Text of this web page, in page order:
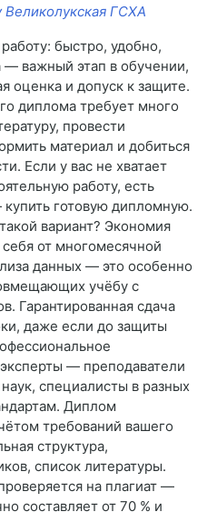
Великолукская ГСХА
быстро, удобно,
важный этап в обучении,
оценка и допуск к защите.
диплома требует много
провести
материал и добиться
Если у вас не хватает
работу, есть
готовую дипломную.
вариант? Экономия
от многомесячной
данных — это особенно
учёбу с
Гарантированная сдача
даже если до защиты
— преподаватели
специалисты в разных
Диплом
требований вашего
структура,
список литературы.
на плагиат —
составляет от 70 % и